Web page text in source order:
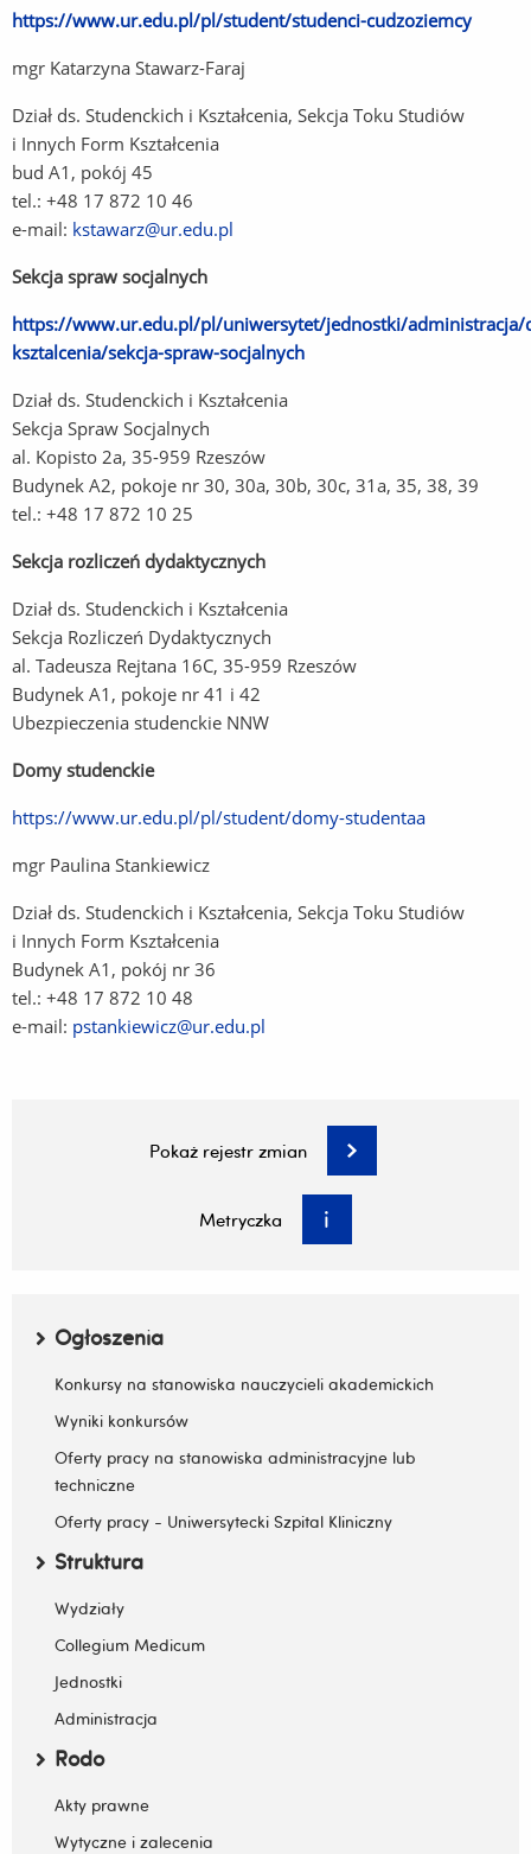
Ogłoszenia
Zwiń / rozwiń submenu
Konkursy na stanowiska nauczycieli akademickich
Wyniki konkursów
Oferty pracy na stanowiska administracyjne lub
techniczne
Oferty pracy - Uniwersytecki Szpital Kliniczny
Struktura
Zwiń / rozwiń submenu
Wydziały
Collegium Medicum
Jednostki
Administracja
Rodo
Zwiń / rozwiń submenu
Akty prawne
Wytyczne i zalecenia
https://www.ur.edu.pl/pl/student/studenci-cudzoziemcy(Link
mgr Katarzyna Stawarz-Faraj
Dział ds. Studenckich i Kształcenia, Sekcja Toku Studiów
i Innych Form Kształcenia
bud A1, pokój 45
tel.: +48 17 872 10 46
e-mail: kstawarz@ur.edu.pl
Sekcja spraw socjalnych
https://www.ur.edu.pl/pl/uniwersytet/jednostki/administracja/
ksztalcenia/sekcja-spraw-socjalnych
Dział ds. Studenckich i Kształcenia
Sekcja Spraw Socjalnych
al. Kopisto 2a, 35-959 Rzeszów
Budynek A2, pokoje nr 30, 30a, 30b, 30c, 31a, 35, 38, 39
tel.: +48 17 872 10 25
Sekcja rozliczeń dydaktycznych
Dział ds. Studenckich i Kształcenia
Sekcja Rozliczeń Dydaktycznych
al. Tadeusza Rejtana 16C, 35-959 Rzeszów
Budynek A1, pokoje nr 41 i 42
Ubezpieczenia studenckie NNW
Domy studenckie
https://www.ur.edu.pl/pl/student/domy-studentaa
strony)
mgr Paulina Stankiewicz
Dział ds. Studenckich i Kształcenia, Sekcja Toku Studiów
i Innych Form Kształcenia
Budynek A1, pokój nr 36
tel.: +48 17 872 10 48
e-mail: pstankiewicz@ur.edu.pl
Ewa Krzyżanowska 2025-04-17
Ewa Krzyżanowska 2025-04-17
Pokaż rejestr zmian
Metryczka